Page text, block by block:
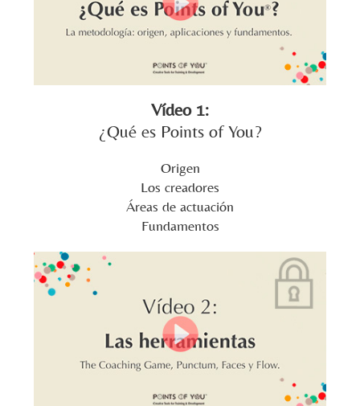
Vídeo 1:
¿Qué es Points of You?
Origen
Los creadores
Áreas de actuación
Fundamentos